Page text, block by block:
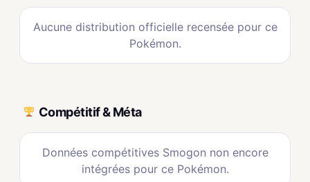
Aucune distribution officielle recensée pour ce
Pokémon.
Compétitif & Méta
Données compétitives Smogon non encore
intégrées pour ce Pokémon.